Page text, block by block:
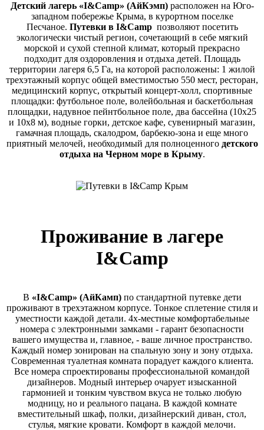
Детский лагерь «I&Camp» (АйКэмп)расположен на Юго-
западном побережье Крыма, в курортном поселке
Песчаное. Путевки в I&Camp позволяют посетить
экологически чистый регион, сочетающий в себе мягкий
морской и сухой степной климат, который прекрасно
подходит для оздоровления и отдыха детей. Площадь
территории лагеря 6,5 Га, на которой расположены: 1 жилой
трехэтажный корпус общей вместимостью 550 мест, ресторан,
медицинский корпус, открытый концерт-холл, спортивные
площадки: футбольное поле, волейбольная и баскетбольная
площадки, надувное пейнтбольное поле, два бассейна (10х25
и 10х8 м), водные горки, детское кафе, сувенирный магазин,
гамачная площадь, скалодром, барбекю-зона и еще много
приятный мелочей, необходимый для полноценного детского
отдыха на Черном море в Крыму.
Проживание в лагере
I&Camp
В «I&Camp» (АйКамп)по стандартной путевке дети
проживают в трехэтажном корпусе. Тонкое сплетение стиля и
уместности каждой детали. 4х-местные комфортабельные
номера с электронными замками - гарант безопасности
вашего имущества и, главное, - ваше личное пространство.
Каждый номер зонирован на спальную зону и зону отдыха.
Современная туалетная комната порадует каждого клиента.
Все номера спроектированы профессиональной командой
дизайнеров. Модный интерьер очарует изысканной
гармонией и тонким чувством вкуса не только любую
модницу, но и реального пацана. В каждой комнате
вместительный шкаф, полки, дизайнерский диван, стол,
стулья, мягкие кровати. Комфорт в каждой мелочи.